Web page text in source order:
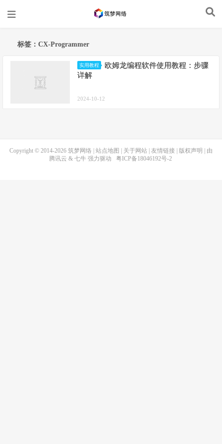
标签：CX-Programmer
实用教程
欧姆龙编程软件使用教程：步骤
详解
2024-10-12
Copyright © 2014-2026 筑梦网络 站点地图 关于网站 友情链接 版权声明
| 由
腾讯云 & 七牛强力驱动 粤ICP备18046192号-2